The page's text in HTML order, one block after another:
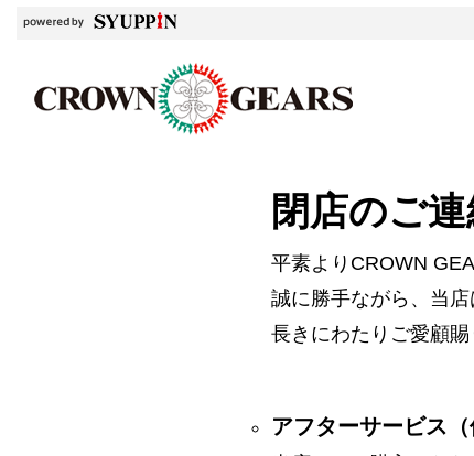
閉店のご
平素よりCROWN
誠に勝手ながら、当
長きにわたりご愛顧賜
アフターサービス